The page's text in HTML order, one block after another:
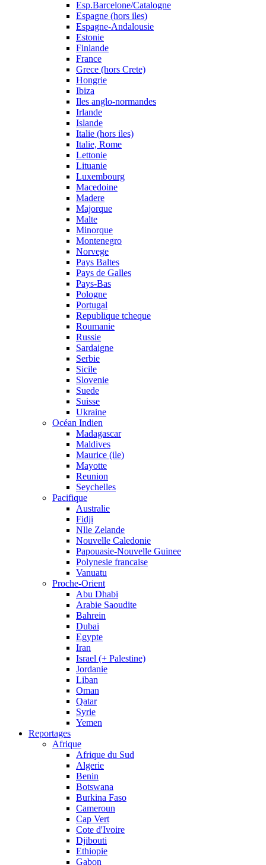
Esp.Barcelone/Catalogne
Espagne (hors iles)
Espagne-Andalousie
Estonie
Finlande
France
Grece (hors Crete)
Hongrie
Ibiza
Iles anglo-normandes
Irlande
Islande
Italie (hors iles)
Italie, Rome
Lettonie
Lituanie
Luxembourg
Macedoine
Madere
Majorque
Malte
Minorque
Montenegro
Norvege
Pays Baltes
Pays de Galles
Pays-Bas
Pologne
Portugal
Republique tcheque
Roumanie
Russie
Sardaigne
Serbie
Sicile
Slovenie
Suede
Suisse
Ukraine
Océan Indien
Madagascar
Maldives
Maurice (ile)
Mayotte
Reunion
Seychelles
Pacifique
Australie
Fidji
Nlle Zelande
Nouvelle Caledonie
Papouasie-Nouvelle Guinee
Polynesie francaise
Vanuatu
Proche-Orient
Abu Dhabi
Arabie Saoudite
Bahrein
Dubai
Egypte
Iran
Israel (+ Palestine)
Jordanie
Liban
Oman
Qatar
Syrie
Yemen
Reportages
Afrique
Afrique du Sud
Algerie
Benin
Botswana
Burkina Faso
Cameroun
Cap Vert
Cote d'Ivoire
Djibouti
Ethiopie
Gabon